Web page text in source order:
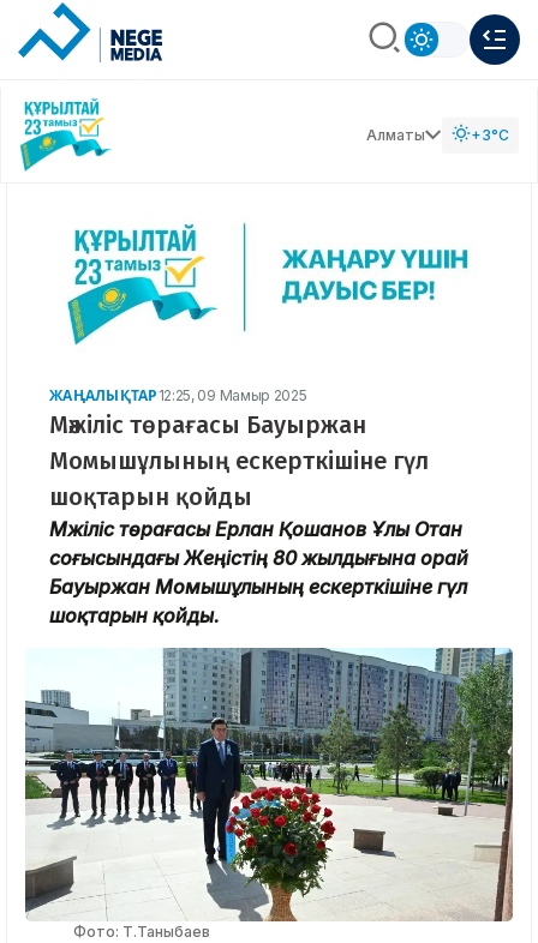
Алматы +3°C
ЖАҢАЛЫҚТАР 12:25, 09 Мамыр 2025
Мәжіліс төрағасы Бауыржан
Момышұлының ескерткішіне гүл
шоқтарын қойды
Мәжіліс төрағасы Ерлан Қошанов Ұлы Отан
соғысындағы Жеңістің 80 жылдығына орай
Бауыржан Момышұлының ескерткішіне гүл
шоқтарын қойды.
Фото: Т.Таныбаев